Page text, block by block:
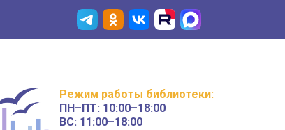
Режим работы библиотеки:
ПН–ПТ: 10:00–18:00
ВС: 11:00–18:00